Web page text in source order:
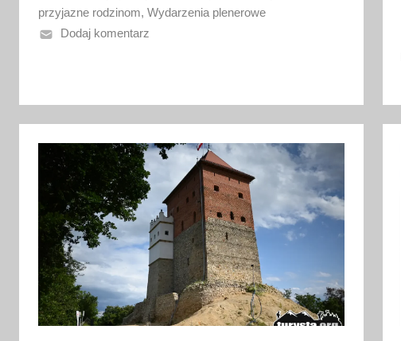
n
o
0
2
przyjazne rodzinom, Wydarzenia plenerowe
Dodaj komentarz